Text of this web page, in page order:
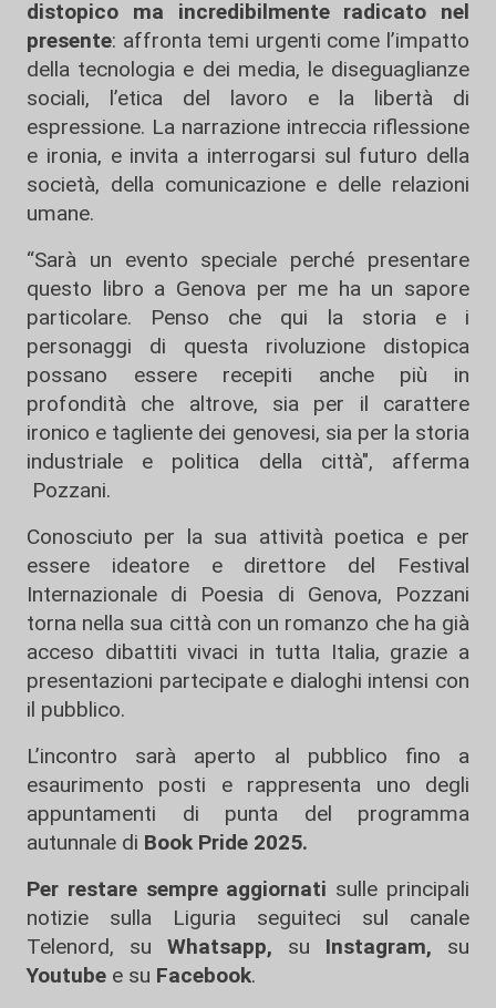
distopico ma incredibilmente radicato nel
presente: affronta temi urgenti come l’impatto
della tecnologia e dei media, le diseguaglianze
sociali, l’etica del lavoro e la libertà di
espressione. La narrazione intreccia riflessione
e ironia, e invita a interrogarsi sul futuro della
società, della comunicazione e delle relazioni
umane.
“Sarà un evento speciale perché presentare
questo libro a Genova per me ha un sapore
particolare. Penso che qui la storia e i
personaggi di questa rivoluzione distopica
possano essere recepiti anche più in
profondità che altrove, sia per il carattere
ironico e tagliente dei genovesi, sia per la storia
industriale e politica della città", afferma
Pozzani.
Conosciuto per la sua attività poetica e per
essere ideatore e direttore del Festival
Internazionale di Poesia di Genova, Pozzani
torna nella sua città con un romanzo che ha già
acceso dibattiti vivaci in tutta Italia, grazie a
presentazioni partecipate e dialoghi intensi con
il pubblico.
L’incontro sarà aperto al pubblico fino a
esaurimento posti e rappresenta uno degli
appuntamenti di punta del programma
autunnale di Book Pride 2025.
Per restare sempre aggiornati sulle principali
notizie sulla Liguria seguiteci sul canale
Telenord, su
Whatsapp, su Instagram, su
Youtube e su Facebook.